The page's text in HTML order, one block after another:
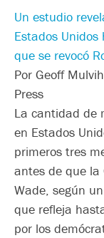
Un estudio
Estados
que se revocó
Por Geoff
Press
La cantidad de
en Estados
primeros tres
antes de que la
Wade, según
que refleja
por los